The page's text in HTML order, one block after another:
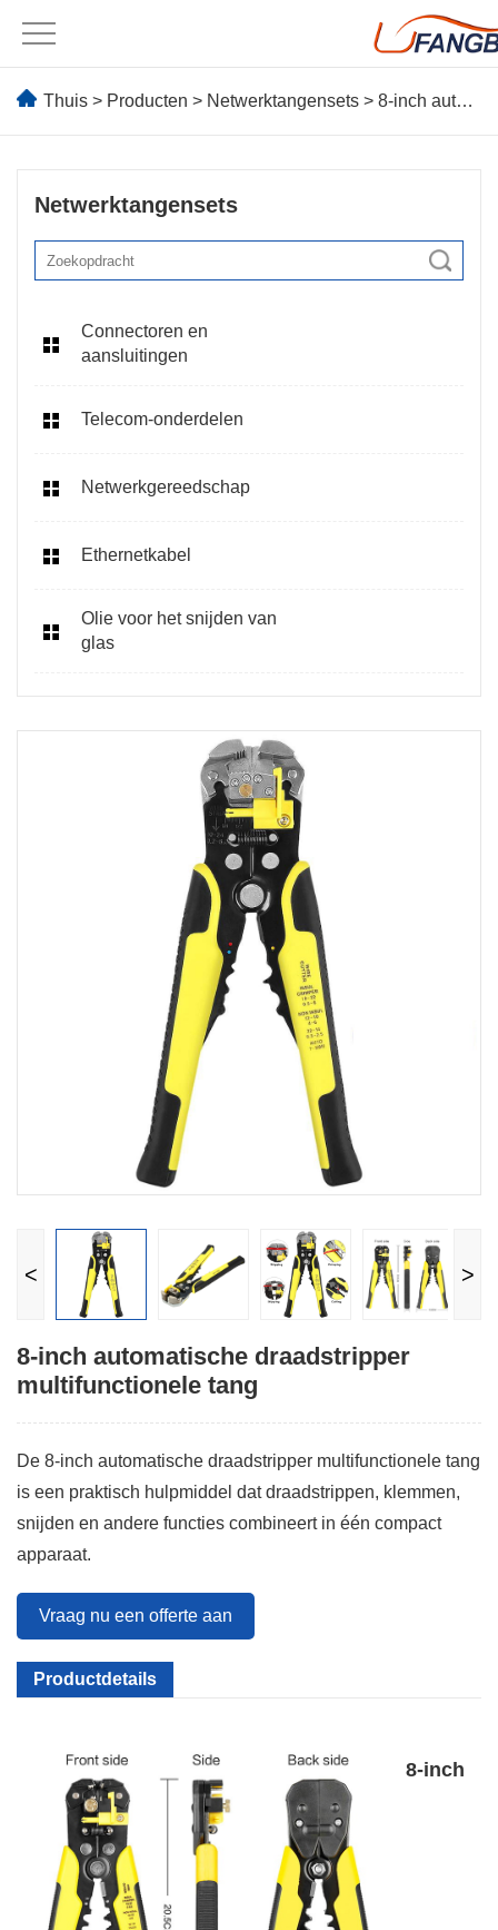
Thuis > Producten > Netwerktangensets > 8-inch automatische draadstripper multifunctionele tang
Netwerktangensets
Connectoren en
aansluitingen
Telecom-onderdelen
Netwerkgereedschap
Ethernetkabel
Olie voor het snijden van
glas
< >
8-inch automatische draadstripper
multifunctionele tang
De 8-inch automatische draadstripper multifunctionele tang
is een praktisch hulpmiddel dat draadstrippen, klemmen,
snijden en andere functies combineert in één compact
apparaat.
Vraag nu een offerte aan
Productdetails
8-inch